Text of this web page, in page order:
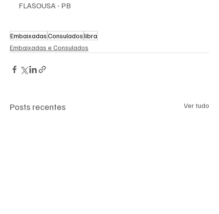
FLASOUSA - PB
EmbaixadasConsuladoslibra
Embaixadas e Consulados
Posts recentes Ver tudo